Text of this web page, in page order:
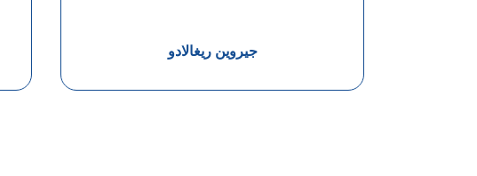
جيروين ريغالادو